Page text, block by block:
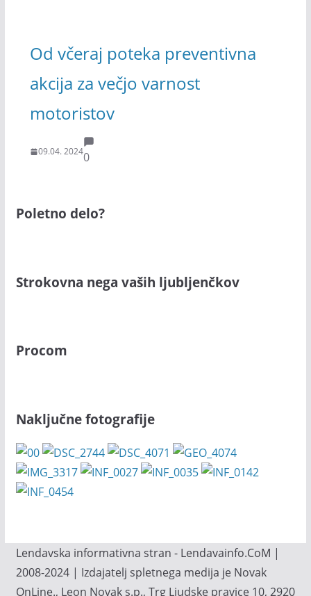
Od včeraj poteka preventivna
akcija za večjo varnost
motoristov
09.04. 20240
Poletno delo?
Strokovna nega vaših ljubljenčkov
Procom
Naključne fotografije
Lendavska informativna stran - Lendavainfo.CoM |
2008-2024 | Izdajatelj spletnega medija je Novak
OnLine., Leon Novak s.p., Trg Ljudske pravice 10, 2920